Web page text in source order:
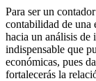
Para ser un
contabilidad de una
hacia un análisis de
indispensable que
económicas, pues
fortalecerás la